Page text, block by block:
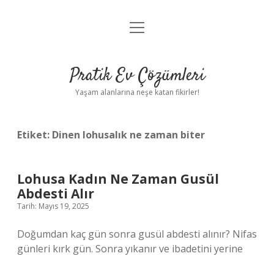
Anasayfa
Yasal Uyarı
menüyü
Pratik Ev Çözümleri
Yaşam alanlarına neşe katan fikirler!
Etiket: Dinen lohusalık ne zaman biter
Lohusa Kadın Ne Zaman Gusül
Abdesti Alır
Tarih: Mayıs 19, 2025
Doğumdan kaç gün sonra gusül abdesti alınır? Nifas
günleri kırk gün. Sonra yıkanır ve ibadetini yerine